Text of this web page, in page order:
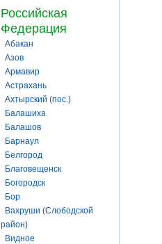
Российская
Федерация
Абакан
Азов
Армавир
Астрахань
Ахтырский (пос.)
Балашиха
Балашов
Барнаул
Белгород
Благовещенск
Богородск
Бор
Вахруши (Слободской
район)
Видное